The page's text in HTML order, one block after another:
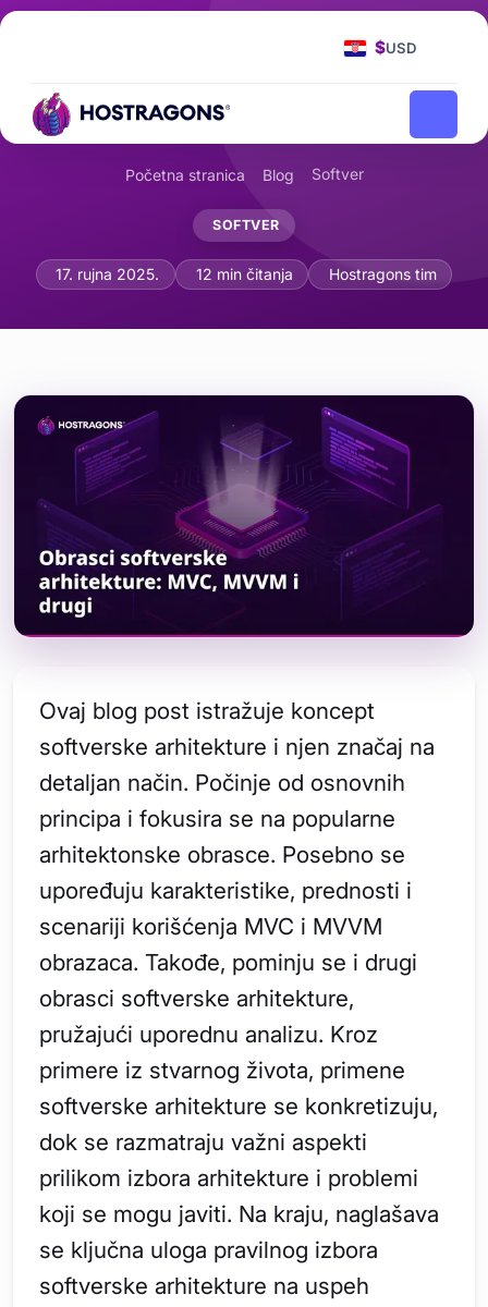
$USD
Početna stranica Blog Softver
SOFTVER
Obrasci softverske arhitekture: MVC,
17. rujna 2025. 12 min čitanja Hostragons tim
Ovaj blog post istražuje koncept
softverske arhitekture i njen značaj na
detaljan način. Počinje od osnovnih
principa i fokusira se na popularne
arhitektonske obrasce. Posebno se
upoređuju karakteristike, prednosti i
scenariji korišćenja MVC i MVVM
obrazaca. Takođe, pominju se i drugi
obrasci softverske arhitekture,
pružajući uporednu analizu. Kroz
primere iz stvarnog života, primene
softverske arhitekture se konkretizuju,
dok se razmatraju važni aspekti
prilikom izbora arhitekture i problemi
koji se mogu javiti. Na kraju, naglašava
se ključna uloga pravilnog izbora
softverske arhitekture na uspeh